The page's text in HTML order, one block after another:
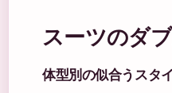
スーツのダ
体型別の似合うスタ